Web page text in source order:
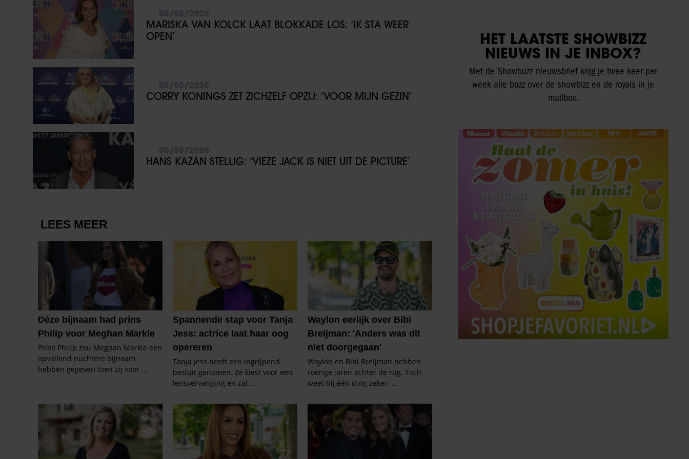
MARISKA VAN KOLCK LAAT BLOKKADE LOS: ‘IK STA WEER
OPEN’
CORRY KONINGS ZET ZICHZELF OPZIJ: ‘VOOR MIJN GEZIN’
HANS KAZÀN STELLIG: ‘VIEZE JACK IS NIET UIT DE PICTURE’
HET LAATSTE SHOWBIZZ
NIEUWS IN JE INBOX?
Met de Showbuzz-nieuwsbrief krijg je twee keer per
week alle buzz over de showbizz en de royals in je
mailbox.